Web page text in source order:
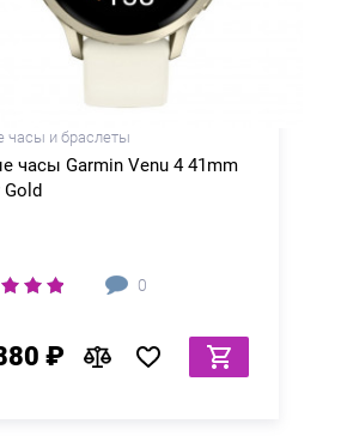
часы и браслеты
часы Garmin Venu 4 41mm
Gold
0
₽